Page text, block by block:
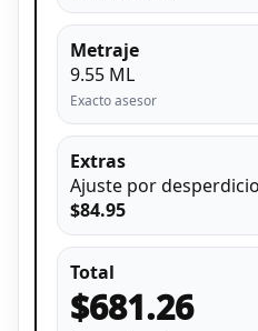
Metraje
9.55 ML
Exacto asesor
Extras
Ajuste por
$84.95
Total
$681.26